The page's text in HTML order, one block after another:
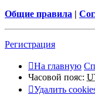
Общие правила |
Регистрация
На главную
Часовой пояс:
Удалить